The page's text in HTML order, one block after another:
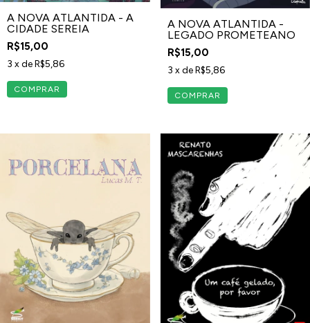
A NOVA ATLANTIDA - A
CIDADE SEREIA
R$15,00
3 x deR$5,86
A NOVA ATLANTIDA -
LEGADO PROMETEANO
R$15,00
3 x deR$5,86